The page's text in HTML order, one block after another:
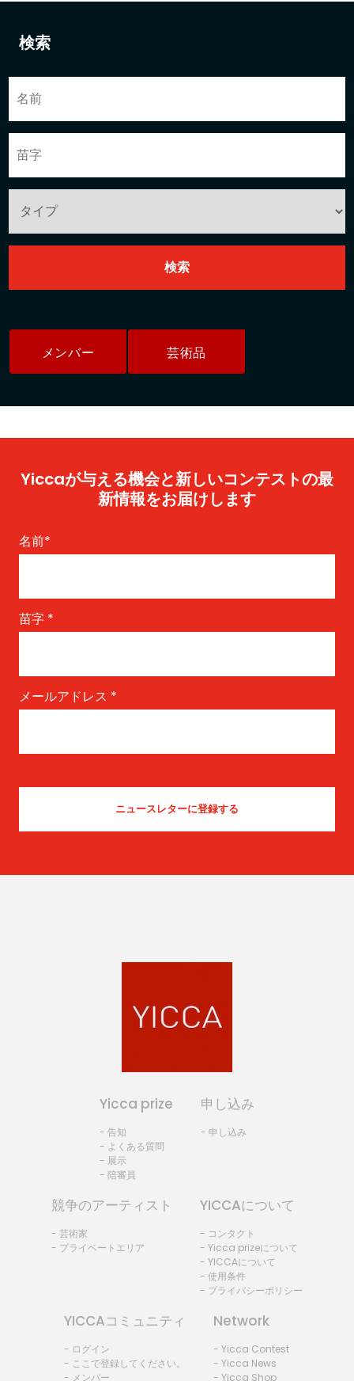
検索
メンバー 芸術品
Yiccaが与える機会と新しいコンテストの最
新情報をお届けします
名前*
苗字 *
メールアドレス *
Yicca prize
- 告知
- よくある質問
- 展示
- 陪審員
申し込み
- 申し込み
競争のアーティスト
- 芸術家
- プライベートエリア
YICCAについて
- コンタクト
- Yicca prizeについて
- YICCAについて
- 使用条件
- プライバシーポリシー
YICCAコミュニティ
- ログイン
- ここで登録してください。
- メンバー
Network
- Yicca Contest
- Yicca News
- Yicca Shop